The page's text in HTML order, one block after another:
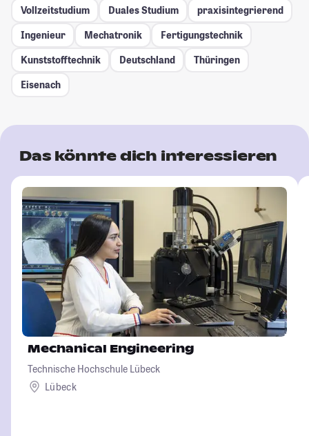
Vollzeitstudium
Duales Studium
praxisintegrierend
Ingenieur
Mechatronik
Fertigungstechnik
Kunststofftechnik
Deutschland
Thüringen
Eisenach
Das könnte dich interessieren
Mechanical Engineering
Technische Hochschule Lübeck
Lübeck